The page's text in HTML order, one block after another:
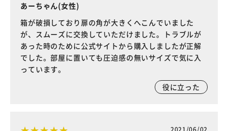
あーちゃん(女性)
箱が破損しており扉の角が大きくへこんでいました
が、スムーズに交換していただけました。トラブルが
あった時のために公式サイトから購入しましたが正解
でした。部屋に置いても圧迫感の無いサイズで気に入
っています。
役に立った